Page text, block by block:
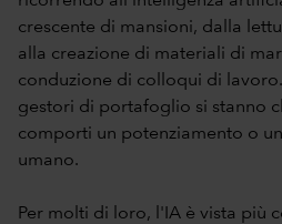
crescente di mansioni, dalla
alla creazione di materiali di
conduzione di colloqui di
gestori di portafoglio si stanno
comporti un potenziamento o
umano.
Per molti di loro, l'IA è vista più